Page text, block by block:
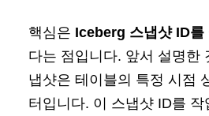
핵심은 Iceberg 스냅샷 ID를
다는 점입니다. 앞서 설명한
냅샷은 테이블의 특정 시점
터입니다. 이 스냅샷 ID를 작